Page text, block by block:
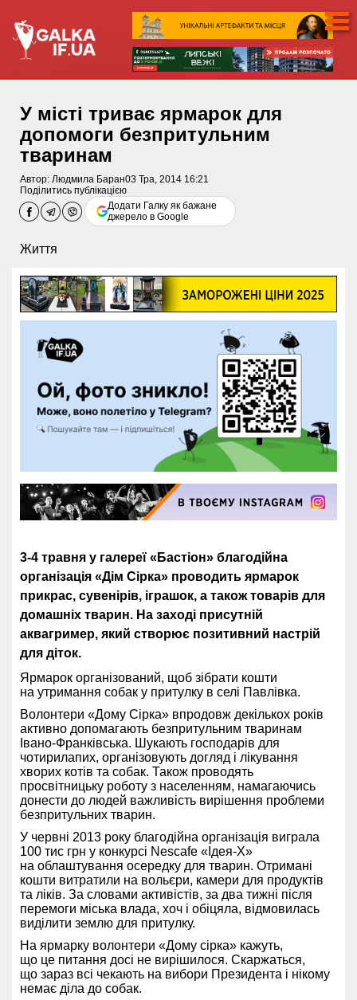
У місті триває ярмарок для
допомоги безпритульним
тваринам
Автор: Людмила Баран03 Тра, 2014 16:21
Поділитись публікацією
Додати Галку як бажане
джерело в Google
Життя
3-4 травня у галереї «Бастіон» благодійна
організація «Дім Сірка» проводить ярмарок
прикрас, сувенірів, іграшок, а також товарів для
домашніх тварин. На заході присутній
аквагример, який створює позитивний настрій
для діток.
Ярмарок організований, щоб зібрати кошти
на утримання собак у притулку в селі Павлівка.
Волонтери «Дому Сірка» впродовж декількох років
активно допомагають безпритульним тваринам
Івано-Франківська. Шукають господарів для
чотирилапих, організовують догляд і лікування
хворих котів та собак. Також проводять
просвітницьку роботу з населенням, намагаючись
донести до людей важливість вирішення проблеми
безпритульних тварин.
У червні 2013 року благодійна організація виграла
100 тис грн у конкурсі Nescafe «Ідея-X»
на облаштування осередку для тварин. Отримані
кошти витратили на вольєри, камери для продуктів
та ліків. За словами активістів, за два тижні після
перемоги міська влада, хоч і обіцяла, відмовилась
виділити землю для притулку.
На ярмарку волонтери «Дому сірка» кажуть,
що це питання досі не вирішилося. Скаржаться,
що зараз всі чекають на вибори Президента і нікому
немає діла до собак.